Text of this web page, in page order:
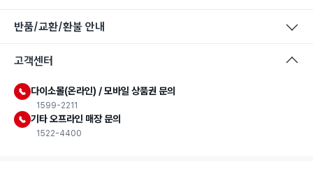
반품/교환/환불 안내
고객센터
다이소몰(온라인) / 모바일 상품권 문의
1599-2211
기타 오프라인 매장 문의
1522-4400